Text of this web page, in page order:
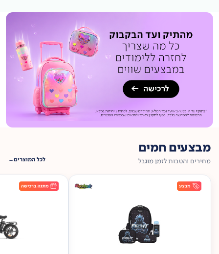
מבצעים חמים
מחירים והטבות לזמן מוגבל לכל המוצרים